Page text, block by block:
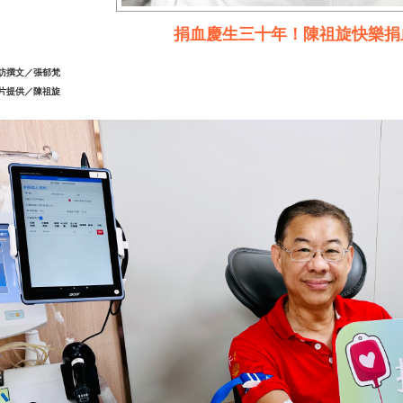
捐血慶生三十年！陳祖旋快樂
撰文／張郁梵
提供／陳祖旋